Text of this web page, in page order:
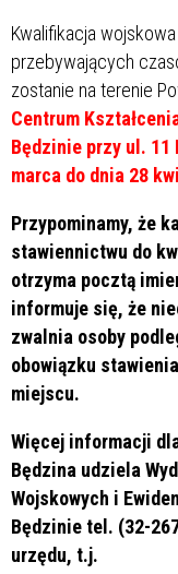
Kwalifikacja
przebywających
zostanie na terenie
Centrum
Będzinie przy ul. 11
marca do dnia 28
Przypominamy, że
stawiennictwu do
otrzyma pocztą
informuje się, że
zwalnia osoby
obowiązku
miejscu.
Więcej informacji
Będzina udziela
Wojskowych i
Będzinie tel. (32-
urzędu, t.j.